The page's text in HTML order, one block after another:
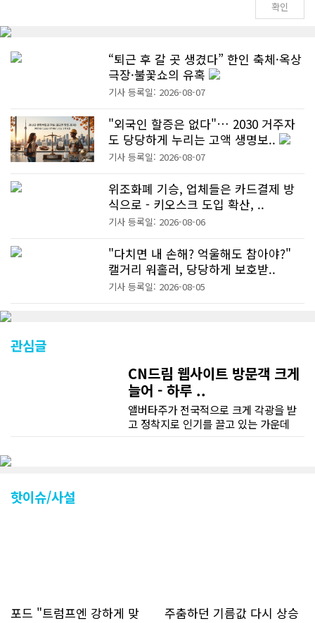
“퇴근 후 갈 곳 생겼다” 한인 축체·옥상
극장·불꽃쇼의 유혹
기사 등록일: 2026-08-07
"외국인 할증은 없다"… 2030 거주자
도 당당하게 누리는 고액 생명보..
기사 등록일: 2026-08-07
위조화폐 기승, 업체들은 카드결제 방
식으로 - 키오스크 도입 확산, ..
기사 등록일: 2026-08-06
"다치면 내 손해? 억울해도 참아야?"
캘거리 워홀러, 당당하게 보호받..
기사 등록일: 2026-08-05
관심글
CN드림 웹사이트 방문객 크게
늘어 - 하루 ..
앨버타주가 전국적으로 크게 각광을 받
고 정착지로 인기를 끌고 있는 가운데
에는 크게 늘어 하루 평균 11명에 달해
핫이슈/사설
포드 "트럼프엔 강하게 맞
주춤하던 기름값 다시 상승